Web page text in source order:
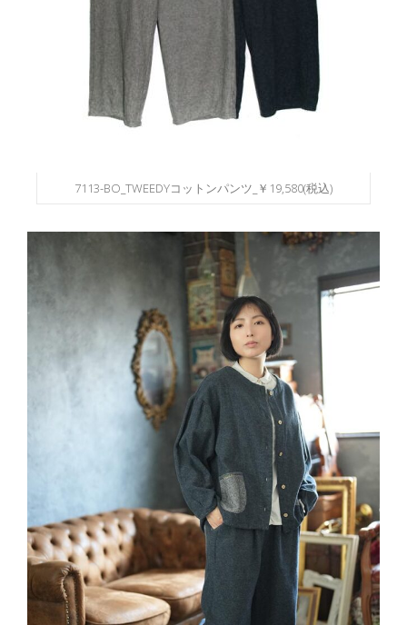
7113-BO_TWEEDYコットンパンツ_￥19,580(税込)